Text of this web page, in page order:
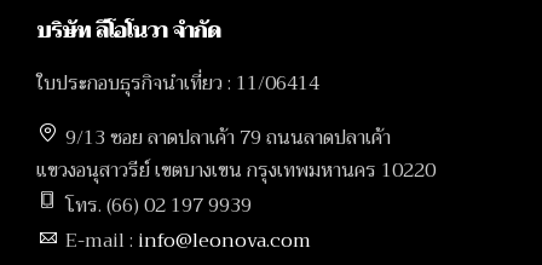
บริษัท ลีโอโนวา จำกัด
ใบประกอบธุรกิจนำเที่ยว : 11/06414
9/13 ซอย ลาดปลาเค้า 79 ถนนลาดปลาเค้า
แขวงอนุสาวรีย์ เขตบางเขน กรุงเทพมหานคร 10220
โทร. (66) 02 197 9939
E-mail : info@leonova.com